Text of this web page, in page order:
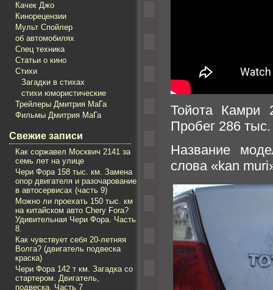
Качек Джо
Кинорецензии
Мульт Спойлер
об автомобилях
Спец техника
Статьи о кино
Стихи
Загадки в стихах
стихи юмористические
Трейлеры Дмитрия МаГа
Фильмы Дмитрия МаГа
Свежие записи
Как соржавел Mосквич 2141 за
семь лет на улице
Чери Фора 158 тыс. км. Замена
опор двигателя и разочарование
в автосервисах (часть 9)
Можно ли проехать 150 тыс. км
на китайском авто Chery Fora?
Удивительная Чери Фора. Часть
8.
Как чувствует себя 20-летняя
Волга? (двигатель подвеска
краска)
Чери Фора 142 т км. Загадка со
стартером. Двигатель,
подвеска. Часть 7
Тойота Камри
Пробег 286
Название
слова «kan